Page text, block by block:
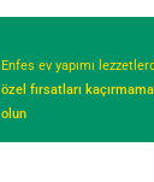
Enfes ev yapımı
özel fırsatları
olun